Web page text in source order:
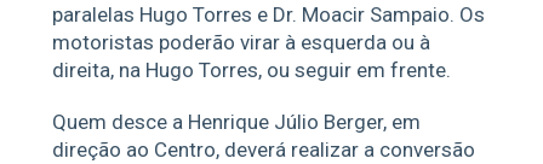
paralelas Hugo Torres e Dr. Moacir Sampaio. Os
motoristas poderão virar à esquerda ou à
direita, na Hugo Torres, ou seguir em frente.
Quem desce a Henrique Júlio Berger, em
direção ao Centro, deverá realizar a conversão